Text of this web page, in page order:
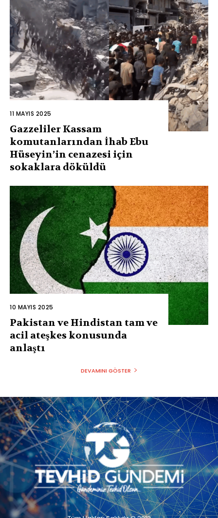
11 MAYIS 2025
Gazzeliler Kassam
komutanlarından İhab Ebu
Hüseyin’in cenazesi için
sokaklara döküldü
10 MAYIS 2025
Pakistan ve Hindistan tam ve
acil ateşkes konusunda
anlaştı
DEVAMINI GÖSTER